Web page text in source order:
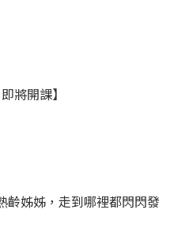
將開課】
齡姊姊，走到哪裡都閃閃發